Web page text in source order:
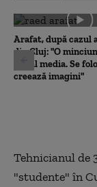
0
seconds
Arafat, după cazul
din Cluj: "O
social media. Se
creează imagini"
Tehnicianul de
"studente" în